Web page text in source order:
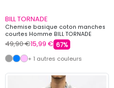
BILL TORNADE
Chemise basique coton manches
courtes Homme BILL TORNADE
49,90 €15,99 € 67%
+ 1 autres couleurs